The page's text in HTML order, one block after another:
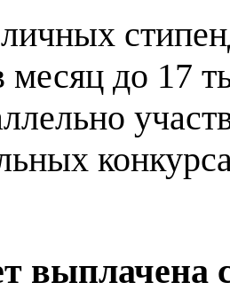
месяц до 17
выплачена